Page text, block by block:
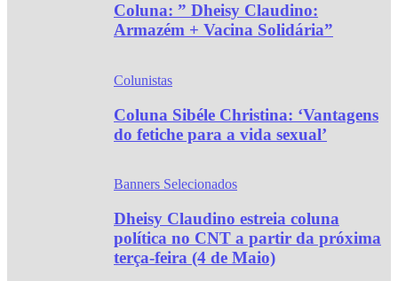
Coluna: ” Dheisy Claudino:
Armazém + Vacina Solidária”
Colunistas
Coluna Sibéle Christina: ‘Vantagens
do fetiche para a vida sexual’
Banners Selecionados
Dheisy Claudino estreia coluna
política no CNT a partir da próxima
terça-feira (4 de Maio)